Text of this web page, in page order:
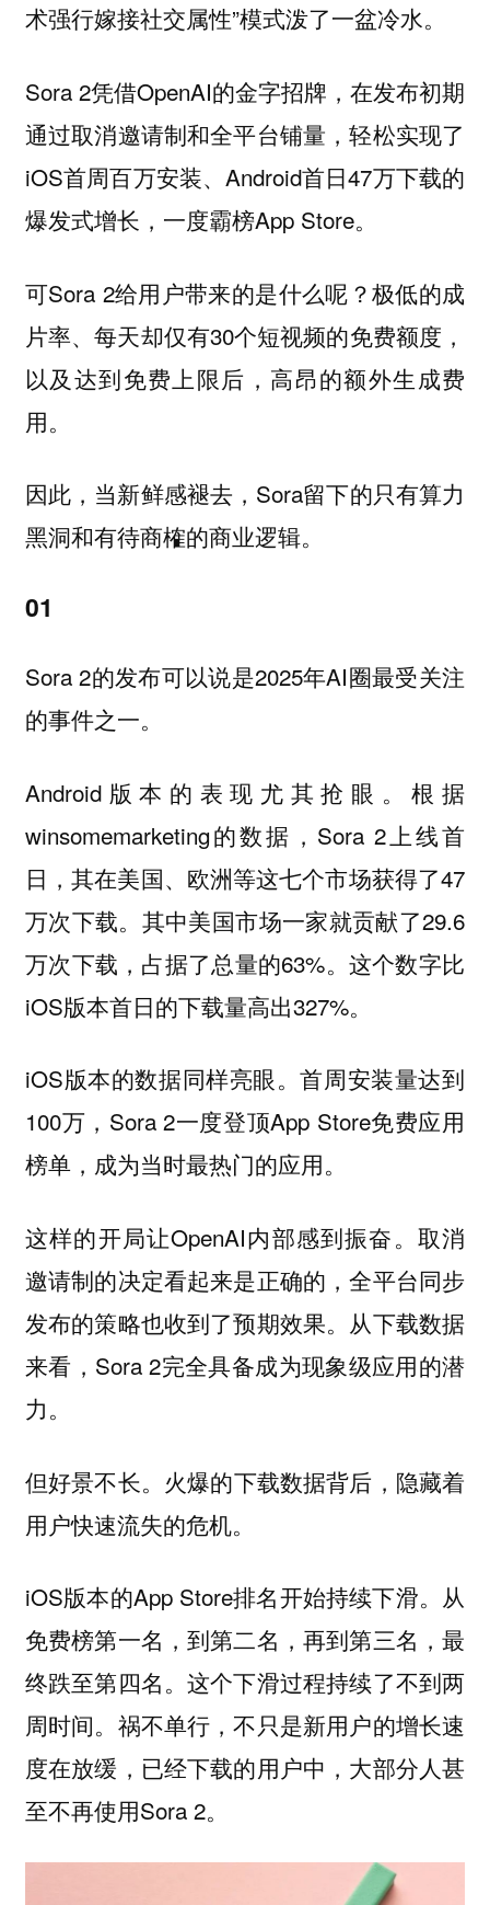
术强行嫁接社交属性”模式泼了一盆冷水。
Sora 2凭借OpenAI的金字招牌，在发布初期
通过取消邀请制和全平台铺量，轻松实现了
iOS首周百万安装、Android首日47万下载的
爆发式增长，一度霸榜App Store。
可Sora 2给用户带来的是什么呢？极低的成
片率、每天却仅有30个短视频的免费额度，
以及达到免费上限后，高昂的额外生成费
用。
因此，当新鲜感褪去，Sora留下的只有算力
黑洞和有待商榷的商业逻辑。
01
Sora 2的发布可以说是2025年AI圈最受关注
的事件之一。
Android版本的表现尤其抢眼。根据
winsomemarketing的数据，Sora 2上线首
日，其在美国、欧洲等这七个市场获得了47
万次下载。其中美国市场一家就贡献了29.6
万次下载，占据了总量的63%。这个数字比
iOS版本首日的下载量高出327%。
iOS版本的数据同样亮眼。首周安装量达到
100万，Sora 2一度登顶App Store免费应用
榜单，成为当时最热门的应用。
这样的开局让OpenAI内部感到振奋。取消
邀请制的决定看起来是正确的，全平台同步
发布的策略也收到了预期效果。从下载数据
来看，Sora 2完全具备成为现象级应用的潜
力。
但好景不长。 火爆的下载数据背后，隐藏着
用户快速流失的危机。
iOS版本的App Store排名开始持续下滑。从
免费榜第一名，到第二名，再到第三名，最
终跌至第四名。这个下滑过程持续了不到两
周时间。祸不单行，不只是新用户的增长速
度在放缓，已经下载的用户中，大部分人甚
至不再使用Sora 2。